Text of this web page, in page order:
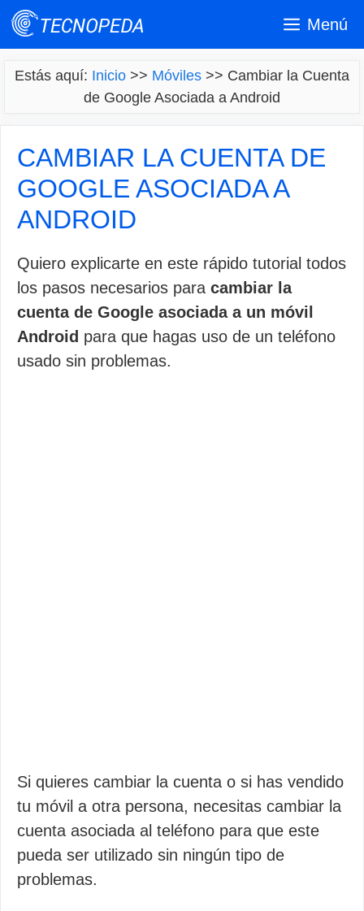
Saltar
Menú
Estás aquí: Inicio >> Móviles >> Cambiar la Cuenta
de Google Asociada a Android
CAMBIAR LA CUENTA DE
GOOGLE ASOCIADA A
ANDROID
Quiero explicarte en este rápido tutorial todos
los pasos necesarios para cambiar la
cuenta de Google asociada a un móvil
Android para que hagas uso de un teléfono
usado sin problemas.
Si quieres cambiar la cuenta o si has vendido
tu móvil a otra persona, necesitas cambiar la
cuenta asociada al teléfono para que este
pueda ser utilizado sin ningún tipo de
problemas.